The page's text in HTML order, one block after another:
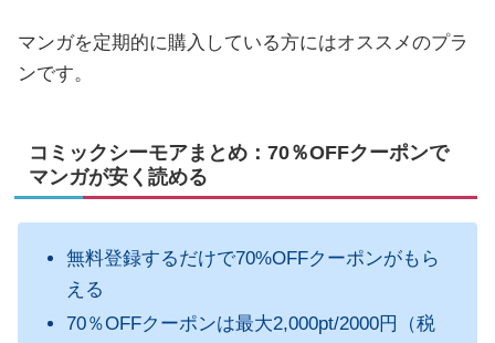
マンガを定期的に購入している方にはオススメのプラ
ンです。
コミックシーモアまとめ：70％OFFクーポンで
マンガが安く読める
無料登録するだけで70%OFFクーポンがもら
える
70％OFFクーポンは最大2,000pt/2000円（税